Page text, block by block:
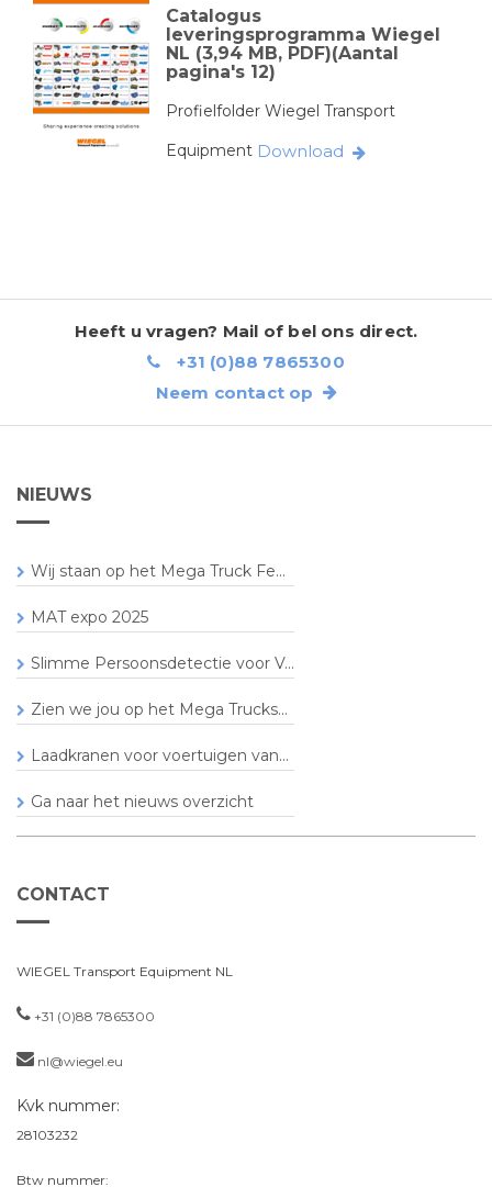
Catalogus
leveringsprogramma Wiegel
NL (3,94 MB, PDF)(Aantal
pagina's 12)
Profielfolder Wiegel Transport
Equipment Download
Heeft u vragen? Mail of bel ons direct.
+31 (0)88 7865300
Neem contact op
NIEUWS
Wij staan op het Mega Truck Fe...
MAT expo 2025
Slimme Persoonsdetectie voor V...
Zien we jou op het Mega Trucks...
Laadkranen voor voertuigen van...
Ga naar het nieuws overzicht
CONTACT
WIEGEL Transport Equipment NL
+31 (0)88 7865300
nl@wiegel.eu
Kvk nummer:
28103232
Btw nummer: